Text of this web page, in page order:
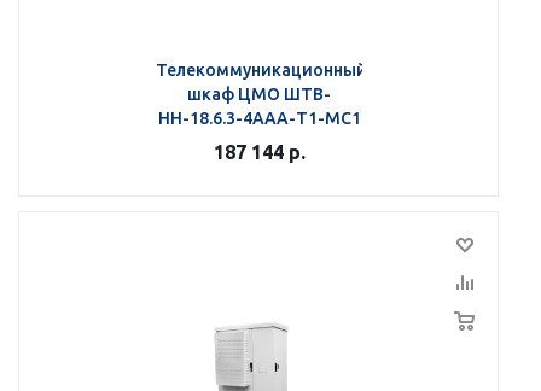
Телекоммуникационный
шкаф ЦМО ШТВ-
НН-18.6.3-4ААА-Т1-МС1
187 144р.